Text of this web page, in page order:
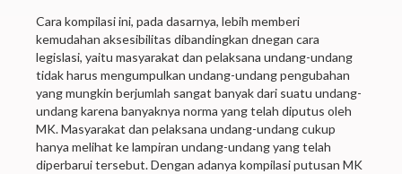
Cara kompilasi ini, pada dasarnya, lebih memberi
kemudahan aksesibilitas dibandingkan dnegan cara
legislasi, yaitu masyarakat dan pelaksana undang-undang
tidak harus mengumpulkan undang-undang pengubahan
yang mungkin berjumlah sangat banyak dari suatu undang-
undang karena banyaknya norma yang telah diputus oleh
MK. Masyarakat dan pelaksana undang-undang cukup
hanya melihat ke lampiran undang-undang yang telah
diperbarui tersebut. Dengan adanya kompilasi putusan MK